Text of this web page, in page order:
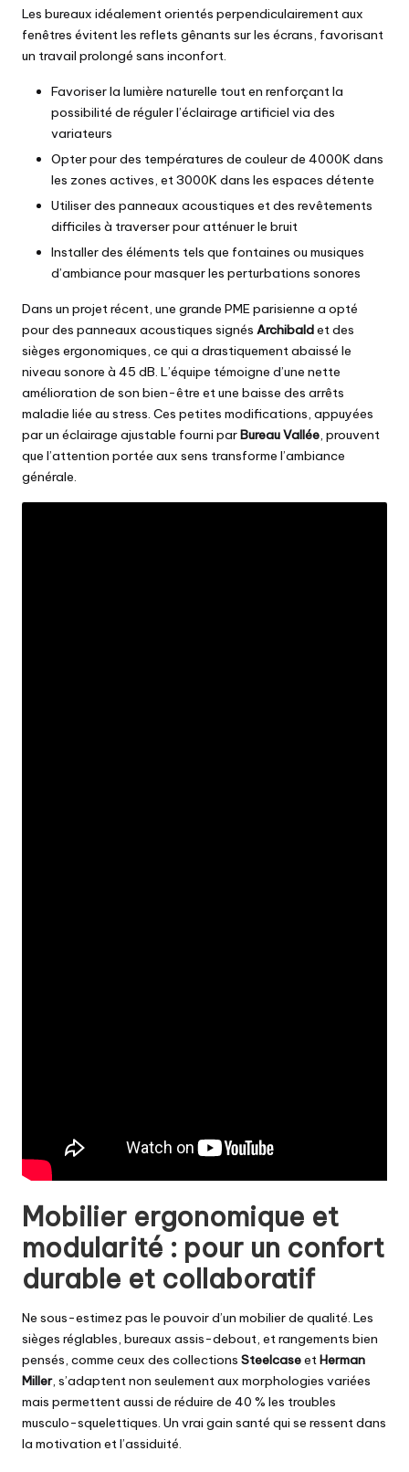
Les bureaux idéalement orientés perpendiculairement aux
fenêtres évitent les reflets gênants sur les écrans, favorisant
un travail prolongé sans inconfort.
Favoriser la lumière naturelle tout en renforçant la
possibilité de réguler l’éclairage artificiel via des
variateurs
Opter pour des températures de couleur de 4000K dans
les zones actives, et 3000K dans les espaces détente
Utiliser des panneaux acoustiques et des revêtements
difficiles à traverser pour atténuer le bruit
Installer des éléments tels que fontaines ou musiques
d’ambiance pour masquer les perturbations sonores
Dans un projet récent, une grande PME parisienne a opté
pour des panneaux acoustiques signés Archibaldet des
sièges ergonomiques, ce qui a drastiquement abaissé le
niveau sonore à 45 dB. L’équipe témoigne d’une nette
amélioration de son bien-être et une baisse des arrêts
maladie liée au stress. Ces petites modifications, appuyées
par un éclairage ajustable fourni parBureau Vallée, prouvent
que l’attention portée aux sens transforme l’ambiance
générale.
Mobilier ergonomique et
modularité : pour un confort
durable et collaboratif
Ne sous-estimez pas le pouvoir d’un mobilier de qualité. Les
sièges réglables, bureaux assis-debout, et rangements bien
pensés, comme ceux des collections SteelcaseetHerman
Miller, s’adaptent non seulement aux morphologies variées
mais permettent aussi de réduire de 40 % les troubles
musculo-squelettiques. Un vrai gain santé qui se ressent dans
la motivation et l’assiduité.